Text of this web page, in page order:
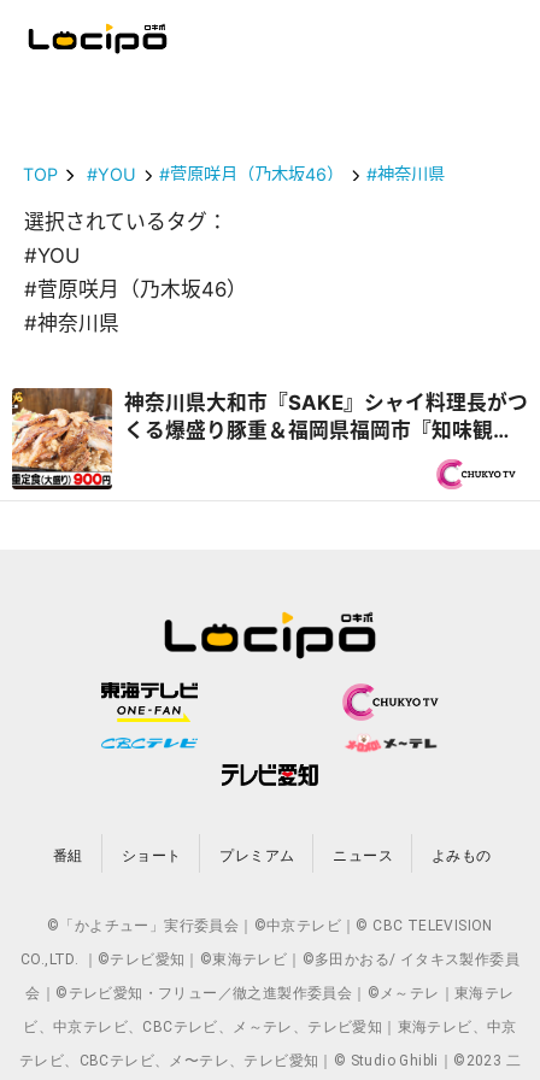
TOP #YOU #菅原咲月（乃木坂46） #神奈川県
選択されているタグ：
#YOU
#菅原咲月（乃木坂46）
#神奈川県
神奈川県大和市『SAKE』シャイ料理長がつ
くる爆盛り豚重＆福岡県福岡市『知味観
（しみかん）』仲良しヤング兄弟！『オモ
番組 ショート プレミアム ニュース よみもの
©「かよチュー」実行委員会｜©中京テレビ｜© CBC TELEVISION
CO.,LTD. ｜©テレビ愛知｜©東海テレビ｜©多田かおる/ イタキス製作委員
会｜©テレビ愛知・フリュー／徹之進製作委員会｜©メ～テレ｜東海テレ
ビ、中京テレビ、CBCテレビ、メ～テレ、テレビ愛知｜東海テレビ、中京
テレビ、CBCテレビ、メ〜テレ、テレビ愛知｜© Studio Ghibli｜©2023 二